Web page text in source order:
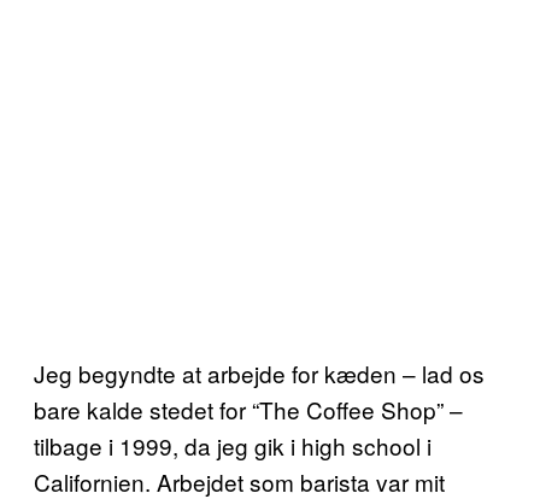
Jeg begyndte at arbejde for kæden – lad os
bare kalde stedet for “The Coffee Shop” –
tilbage i 1999, da jeg gik i high school i
Californien. Arbejdet som barista var mit